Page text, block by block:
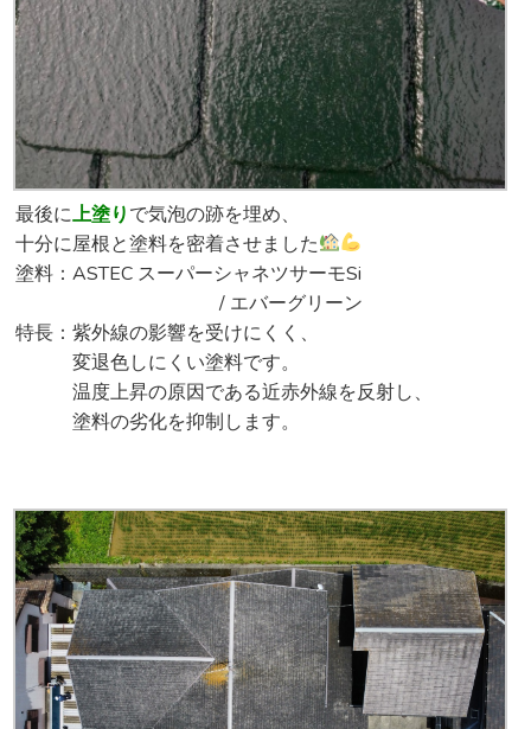
最後に上塗りで気泡の跡を埋め、
十分に屋根と塗料を密着させました
塗料：ASTEC スーパーシャネツサーモSi
/ エバーグリーン
特長：紫外線の影響を受けにくく、
変退色しにくい塗料です。
温度上昇の原因である近赤外線を反射し、
塗料の劣化を抑制します。